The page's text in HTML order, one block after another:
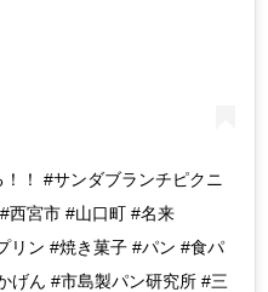
！ #サンダブランチピクニ
西宮市 #山口町 #名来
リン #焼き菓子 #パン #食パ
げん #市島製パン研究所 #三